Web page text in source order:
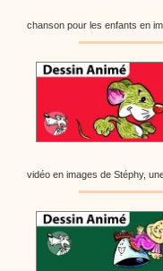
chanson pour les enfants en
vidéo en images de Stéphy,